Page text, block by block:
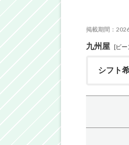
掲載期間：
九州屋 [ビ
シフト